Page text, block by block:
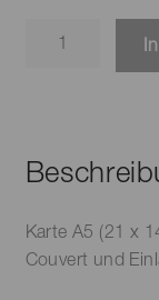
Karte A5 (21 x
Couvert und